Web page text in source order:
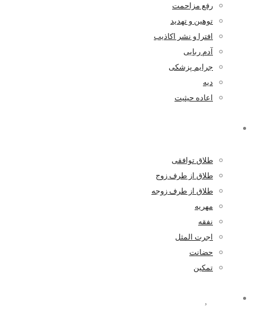
رفع مزاحمت
توهین و تهدید
افترا و نشر اکاذیب
آدم ربایی
جرایم پزشکی
دیه
اعاده حیثیت
طلاق توافقی
طلاق از طرف زوج
طلاق از طرف زوجه
مهریه
نفقه
اجرت المثل
حضانت
تمکین
جرایم پزشکی ,